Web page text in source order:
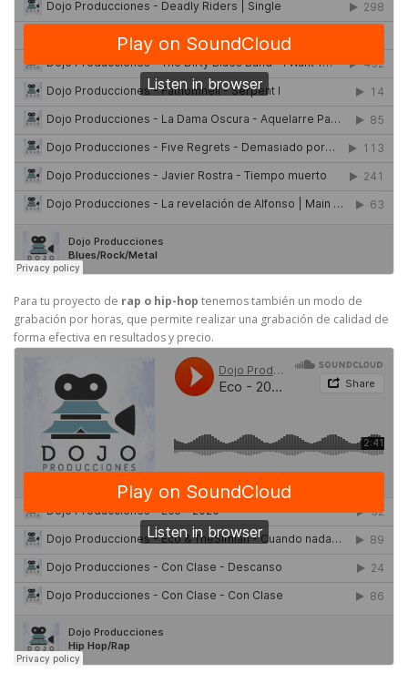
Para tu proyecto de rap o hip-hop tenemos también un modo de
grabación por horas, que permite realizar una grabación de calidad de
forma efectiva en resultados y precio.